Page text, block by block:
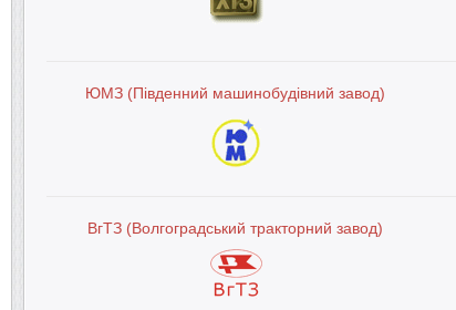
ЮМЗ (Південний машинобудівний завод)
ВгТЗ (Волгоградський тракторний завод)